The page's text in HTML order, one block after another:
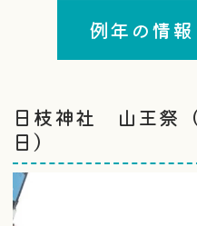
例年の情報
日枝神社 山王祭
日）